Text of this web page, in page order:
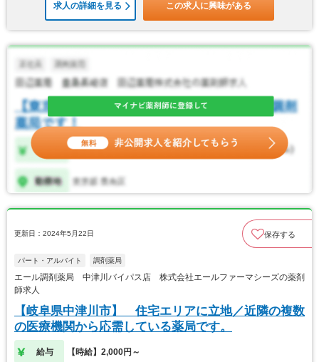
求人の詳細を見る この求人に興味がある
更新日：2024年5月22日 保存する
パート・アルバイト 調剤薬局
エール調剤薬局 中津川バイパス店 株式会社エールファーマシーズの薬剤
師求人
【岐阜県中津川市】 住宅エリアに立地／近隣の複数
の医療機関から応需している薬局です。
給与 【時給】2,000円～